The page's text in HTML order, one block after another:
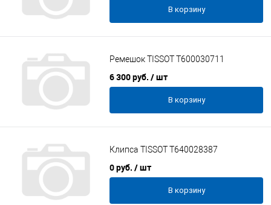
В корзину
Ремешок TISSOT T600030711
6 300 руб. / шт
В корзину
Клипса TISSOT T640028387
0 руб. / шт
В корзину